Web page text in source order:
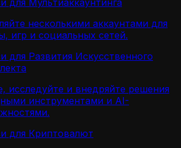
для Мультиаккаунтинга
несколькими аккаунтами для
игр и социальных сетей.
для Развития Искусственного
исследуйте и внедряйте решения
инструментами и AI-
для Криптовалют